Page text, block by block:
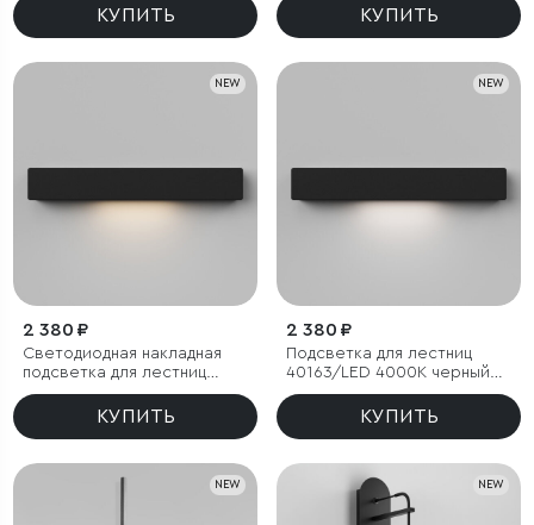
TECHNO LED 3000K чёрный
КУПИТЬ КУПИТЬ
NEW
2 380 ₽
Светодиодная накладная
подсветка для лестниц
40163/LED 3000К черный
КУПИТЬ
NEW
2 380 ₽
Подсветка для лестниц
40163/LED 4000К черный
IP65
КУПИТЬ
NEW NEW